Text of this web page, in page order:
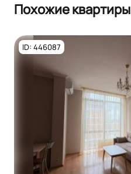
Похожие квартиры
ID: 446087